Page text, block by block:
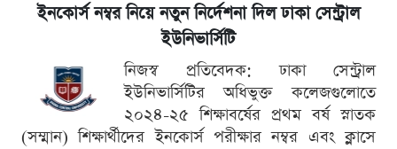
ইনকোর্স নম্বর নিয়ে নতুন নির্দেশনা দিল ঢাকা সেন্ট্রাল
ইউনিভার্সিটি
নিজস্ব প্রতিবেদক: ঢাকা সেন্ট্রাল
ইউনিভার্সিটির অধিভুক্ত কলেজগুলোতে
২০২৪-২৫ শিক্ষাবর্ষের প্রথম বর্ষ স্নাতক
(সম্মান) শিক্ষার্থীদের ইনকোর্স পরীক্ষার নম্বর এবং ক্লাসে